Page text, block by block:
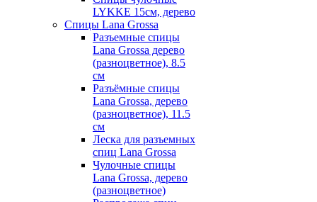
LYKKE 15см, дерево
Спицы Lana Grossa
Разъемные спицы
Lana Grossa дерево
(разноцветное), 8.5
см
Разъёмные спицы
Lana Grossa, дерево
(разноцветное), 11.5
см
Леска для разъемных
спиц Lana Grossa
Чулочные спицы
Lana Grossa, дерево
(разноцветное)